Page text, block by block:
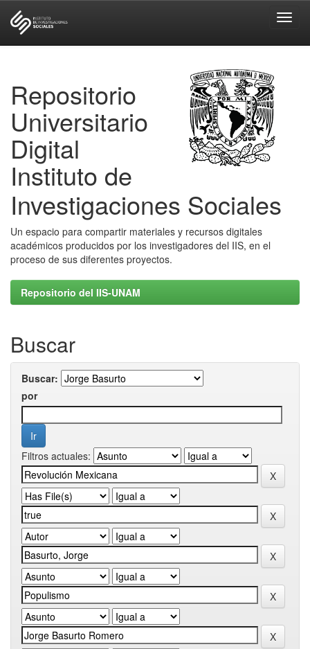
Repositorio
Universitario
Digital
Instituto de
Investigaciones Sociales
Un espacio para compartir materiales y recursos digitales
académicos producidos por los investigadores del IIS, en el
proceso de sus diferentes proyectos.
Repositorio del IIS-UNAM
Buscar
Buscar:
por
Filtros actuales: